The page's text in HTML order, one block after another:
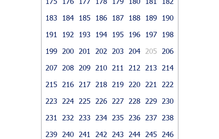
183
184 185 186 187 188 189
190
191
192 193 194 195 196 197
198
199
200 201 202 203 204 205
206
207
208 209 210 211 212 213
214
215
216 217 218 219 220 221
222
223
224 225 226 227 228 229
230
231
232 233 234 235 236 237
238
239
240 241 242 243 244 245
246